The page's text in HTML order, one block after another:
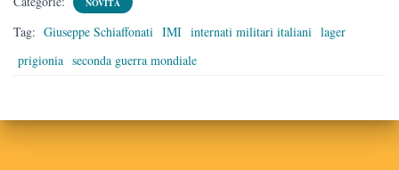
NOVITÀ
Tag: Giuseppe Schiaffonati IMI internati militari italiani lager
prigionia seconda guerra mondiale